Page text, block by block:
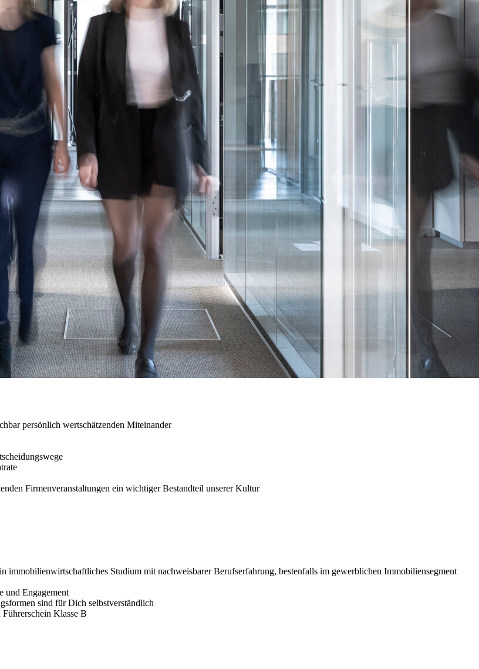
persönlich wertschätzenden Miteinander
Firmenveranstaltungen ein wichtiger Bestandteil unserer Kultur
immobilienwirtschaftliches Studium mit nachweisbarer Berufserfahrung, bestenfalls im gewerblichen Immobiliensegment
und Engagement
sind für Dich selbstverständlich
Klasse B